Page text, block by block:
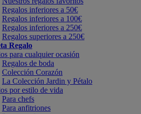
Regalos inferiores a 50€
Regalos inferiores a 100€
Regalos inferiores a 250€
Regalos superiores a 250€
Regalo
para cualquier ocasión
Regalos de boda
Colección Corazón
La Colección Jardin y Pétalo
por estilo de vida
Para chefs
Para anfitriones